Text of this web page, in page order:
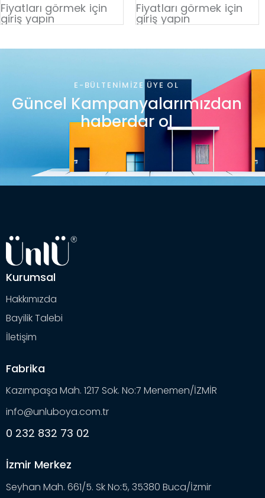
Fiyatları görmek için
giriş yapın
Fiyatları görmek için
giriş yapın
E-BÜLTENIMIZE ÜYE OL
Güncel Kampanyalarımızdan
haberdar ol
Kurumsal
Hakkımızda
Bayilik Talebi
İletişim
Fabrika
Kazımpaşa Mah. 1217 Sok. No:7 Menemen/İZMİR
info@unluboya.com.tr
0 232 832 73 02
İzmir Merkez
Seyhan Mah. 661/5. Sk No:5, 35380 Buca/İzmir